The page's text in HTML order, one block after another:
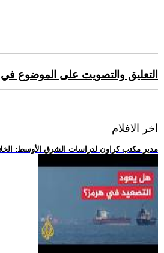
التعليق والتصويت على الموضوع
اخر الافلام
.. مدير مكتب كراون لدراسات الشرق الأوسط: